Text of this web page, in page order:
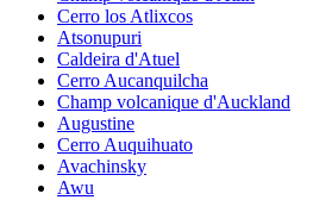
Cerro los Atlixcos
Atsonupuri
Caldeira d'Atuel
Cerro Aucanquilcha
Champ volcanique d'Auckland
Augustine
Cerro Auquihuato
Avachinsky
Awu